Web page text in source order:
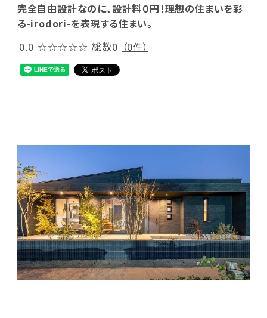
完全自由設計なのに、設計料０円！理想の住まいを彩
る-irodori-を表現する住まい。
0.0 ☆☆☆☆☆ 総数0 （0件）